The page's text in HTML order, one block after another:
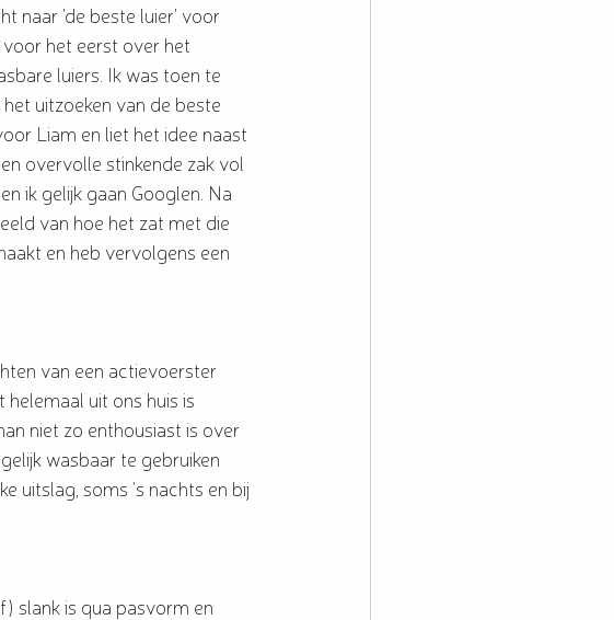
naar 'de beste luier' voor
het eerst over het
luiers. Ik was toen te
uitzoeken van de beste
Liam en liet het idee naast
overvolle stinkende zak vol
ik gelijk gaan Googlen. Na
van hoe het zat met die
en heb vervolgens een
van een actievoerster
uit ons huis is
niet zo enthousiast is over
wasbaar te gebruiken
uitslag, soms 's nachts en bij
slank is qua pasvorm en